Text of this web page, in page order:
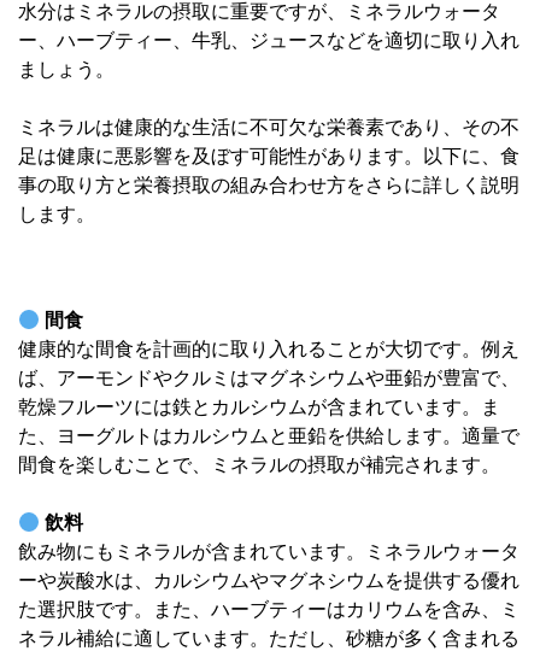
水分はミネラルの摂取に重要ですが、ミネラルウォータ
ー、ハーブティー、牛乳、ジュースなどを適切に取り入れ
ましょう。
ミネラルは健康的な生活に不可欠な栄養素であり、その不
足は健康に悪影響を及ぼす可能性があります。以下に、食
事の取り方と栄養摂取の組み合わせ方をさらに詳しく説明
します。
間食
健康的な間食を計画的に取り入れることが大切です。例え
ば、アーモンドやクルミはマグネシウムや亜鉛が豊富で、
乾燥フルーツには鉄とカルシウムが含まれています。ま
た、ヨーグルトはカルシウムと亜鉛を供給します。適量で
間食を楽しむことで、ミネラルの摂取が補完されます。
飲料
飲み物にもミネラルが含まれています。ミネラルウォータ
ーや炭酸水は、カルシウムやマグネシウムを提供する優れ
た選択肢です。また、ハーブティーはカリウムを含み、ミ
ネラル補給に適しています。ただし、砂糖が多く含まれる